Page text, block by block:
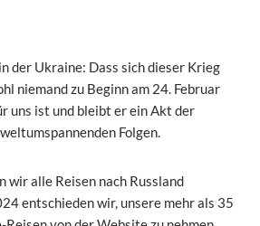
der Ukraine: Dass sich dieser Krieg
niemand zu Beginn am 24. Februar
uns ist und bleibt er ein Akt der
Folgen.
wir alle Reisen nach Russland
entschieden wir, unsere mehr als 35